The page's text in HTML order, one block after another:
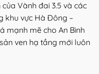
Vành đai 3.5 và các
khu vực Hà Đông –
mạnh mẽ cho An Bình
ven hạ tầng mới luôn